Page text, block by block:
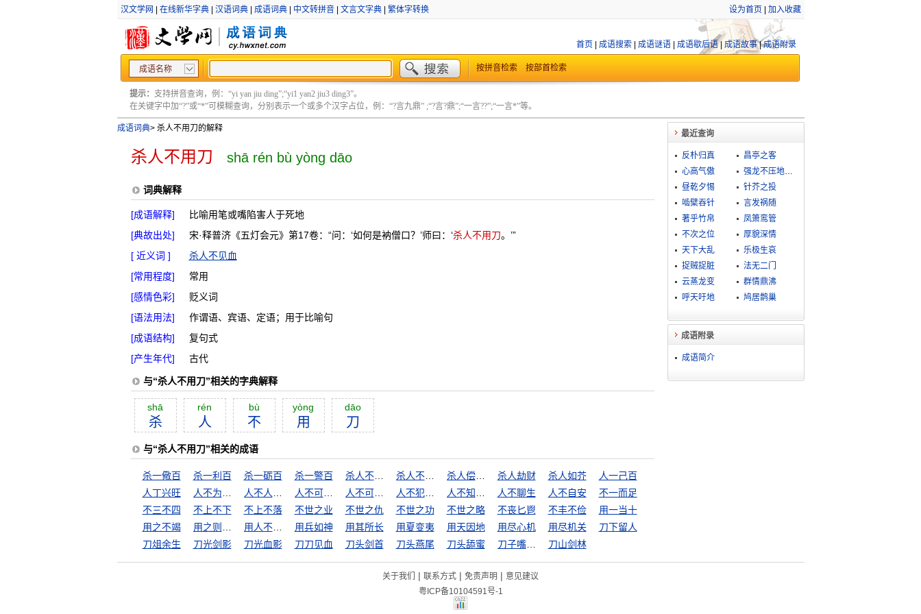
汉文学网 在线新华字典| 汉语词典| 成语词典| 中文转拼音| 文言文字典| 繁体字转换 设为首页 加入收藏
首页 成语搜索| 成语谜语| 成语歇后语| 成语故事|成语附录
成语名称 按拼音检索 按部首检索
提示： 支持拼音查询，例：“yi yan jiu ding”;“yi1 yan2 jiu3 ding3”。
在关键字中加“?”或“*”可模糊查询，分别表示一个或多个汉字占位，例：“?言九鼎” ;“?言?鼎”;“一言??”;“一言*”等。
成语词典>杀人不用刀的解释
杀人不用刀 shā rén bù yòng dāo
词典解释
[成语解释]
比喻用笔或嘴陷害人于死地
[典故出处]
宋·释普济《五灯会元》第17卷：“问：‘如何是衲僧口？’师曰：‘杀人不用刀。’”
[ 近义词 ]
杀人不见血
[常用程度]
常用
[感情色彩]
贬义词
[语法用法]
作谓语、宾语、定语；用于比喻句
[成语结构]
复句式
[产生年代]
古代
与“杀人不用刀”相关的字典解释
shā
杀
rén
人
bù
不
yòng
用
dāo
刀
与“杀人不用刀”相关的成语
杀一儆百 杀一利百 杀一砺百 杀一警百 杀人不眨眼 杀人不见血 杀人偿命，欠债还钱 杀人劫财 杀人如芥
人一己百
人丁兴旺
人不可貌相 人不可貌相，海水不可斗量 人不犯我，我不犯人 人不聊生 人不自安
不一而足
不三不四
不上不下 不上不落 不世之业 不世之仇 不世之功 不世之略 不丧匕鬯 不丰不俭
用一当十
用之不竭
用人不疑，疑人不用 用兵如神 用其所长 用夏变夷 用天因地 用尽心机 用尽机关
刀下留人
刀俎余生
刀光剑影 刀光血影 刀刀见血 刀头剑首 刀头燕尾 刀头舔蜜 刀子嘴豆腐心 刀山剑林
最近查询
反朴归真
昌亭之客
心高气傲
强龙不压地头蛇
昼乾夕惕
针芥之投
啮檗吞针
言发祸随
著乎竹帛
凤箫鸾管
不次之位
厚貌深情
天下大乱
乐极生哀
捉贼捉脏
法无二门
云蒸龙变
群情鼎沸
呼天吁地
鸠居鹊巢
成语附录
成语简介
关于我们 | 联系方式 | 免责声明 | 意见建议
粤ICP备10104591号-1